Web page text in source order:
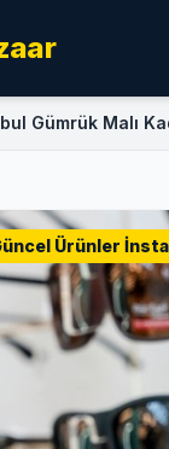
Gümrük Malı
Ürünler